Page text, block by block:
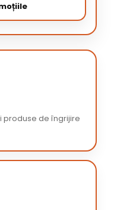
produse de îngrijire